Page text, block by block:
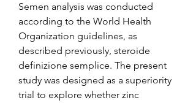
Semen analysis was conducted
according to the World Health
Organization guidelines, as
described previously, steroide
definizione semplice. The present
study was designed as a superiority
trial to explore whether zinc